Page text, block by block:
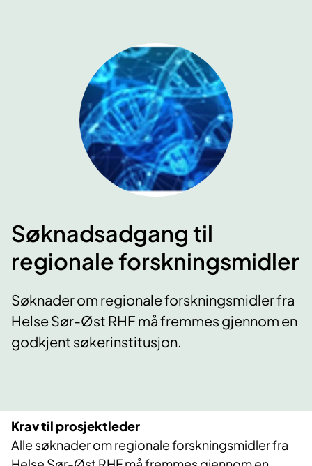
Søknadsadgang til
regionale forskningsmidler
Søknader om regionale forskningsmidler fra
Helse Sør-Øst RHF må fremmes gjennom en
godkjent søkerinstitusjon.
Krav til prosjektleder
Alle søknader om regionale forskningsmidler fra